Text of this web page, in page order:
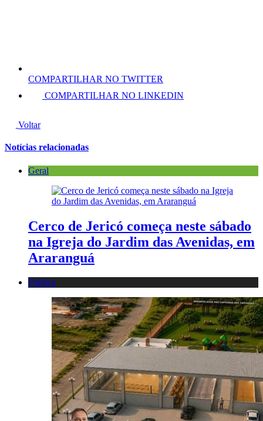
COMPARTILHAR NO TWITTER
COMPARTILHAR NO LINKEDIN
Voltar
Notícias relacionadas
Geral
Cerco de Jericó começa neste sábado
na Igreja do Jardim das Avenidas, em
Araranguá
Política